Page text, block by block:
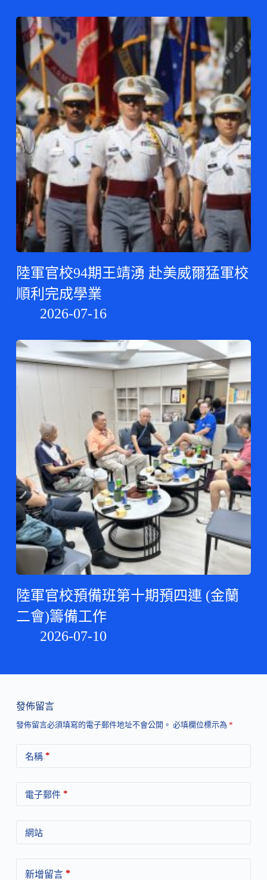
陸軍官校94期王靖湧 赴美威爾猛軍校
順利完成學業
2026-07-16
陸軍官校預備班第十期預四連 (金蘭
二會)籌備工作
2026-07-10
發佈留言
發佈留言必須填寫的電子郵件地址不會公開。 必填欄位標示為 *
名稱 *
電子郵件*
網站
新增留言*